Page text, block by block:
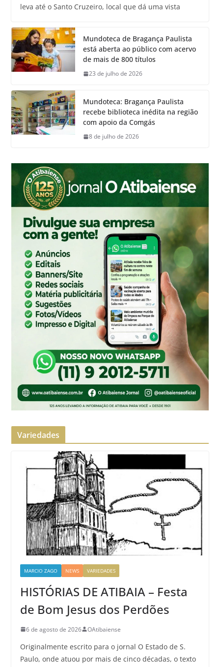
leva até o Santo Cruzeiro, local que dá uma vista
Mundoteca de Bragança Paulista
está aberta ao público com acervo
de mais de 800 títulos
23 de julho de 2026
Mundoteca: Bragança Paulista
recebe biblioteca inédita na região
com apoio da Comgás
8 de julho de 2026
Variedades
MARCIO ZAGO NEWS VARIEDADES
HISTÓRIAS DE ATIBAIA – Festa
de Bom Jesus dos Perdões
6 de agosto de 2026 OAtibaiense
Originalmente escrito para o jornal O Estado de S.
Paulo, onde atuou por mais de cinco décadas, o texto